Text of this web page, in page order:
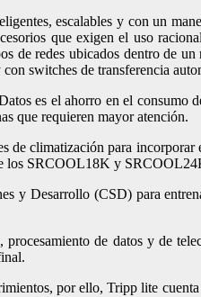
escalables y con un
que exigen el uso
de redes ubicados dentro de
switches de transferencia
es el ahorro en el
que requieren mayor atención.
de climatización para
los SRCOOL18K y
y Desarrollo (CSD) para
de datos y de
por ello, Tripp lite